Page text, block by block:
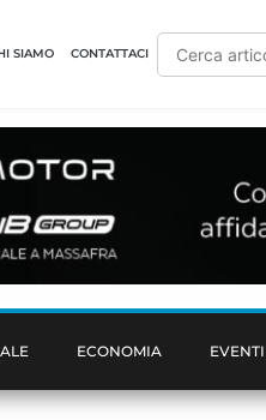
SIAMO CONTATTACI
ECONOMIA